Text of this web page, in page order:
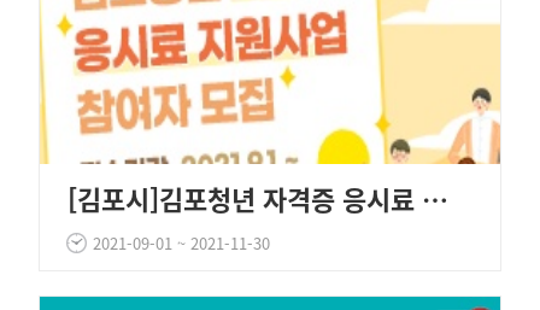
[김포시]김포청년 자격증 응시료 지원사업 참여자 모집
2021-09-01 ~ 2021-11-30